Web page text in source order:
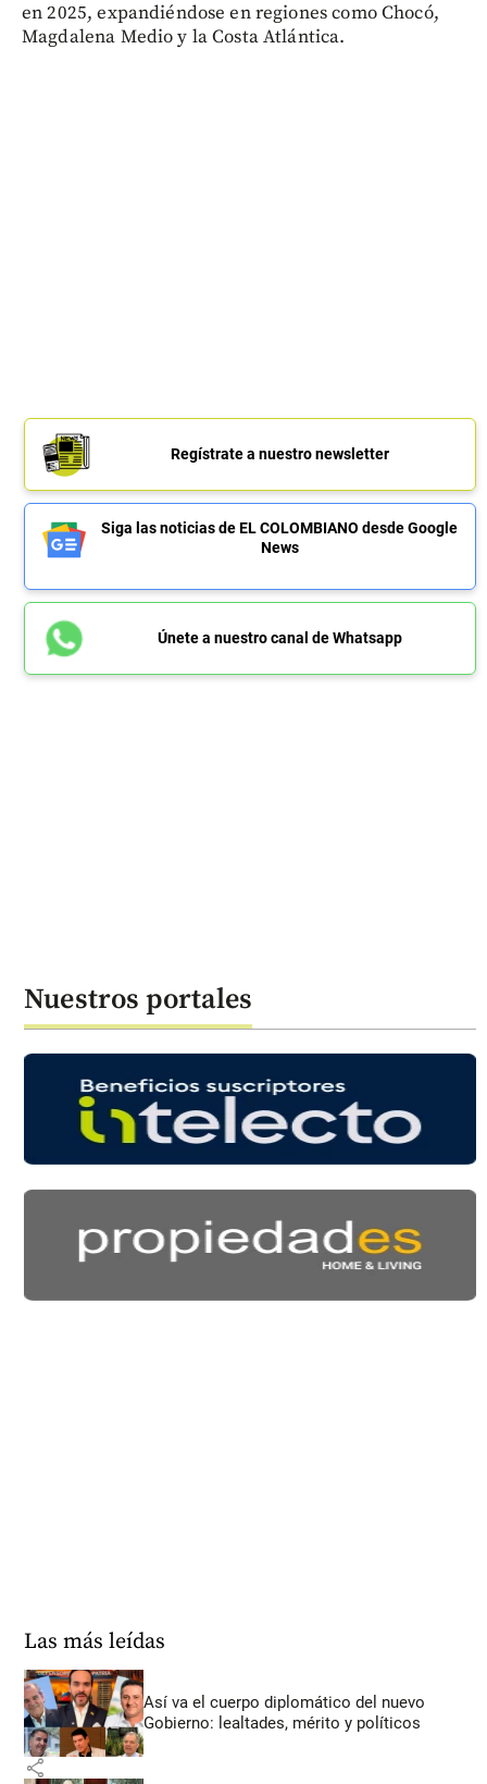
en 2025, expandiéndose en regiones como Chocó,
Magdalena Medio y la Costa Atlántica.
Regístrate a nuestro newsletter
Siga las noticias de EL COLOMBIANO desde Google
News
Únete a nuestro canal de Whatsapp
Nuestros portales
Las más leídas
Así va el cuerpo diplomático del nuevo
Gobierno: lealtades, mérito y políticos
share